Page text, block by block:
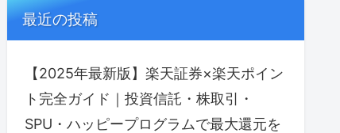
最近の投稿
【2025年最新版】楽天証券×楽天ポイン
ト完全ガイド｜投資信託・株取引・
SPU・ハッピープログラムで最⼤還元を